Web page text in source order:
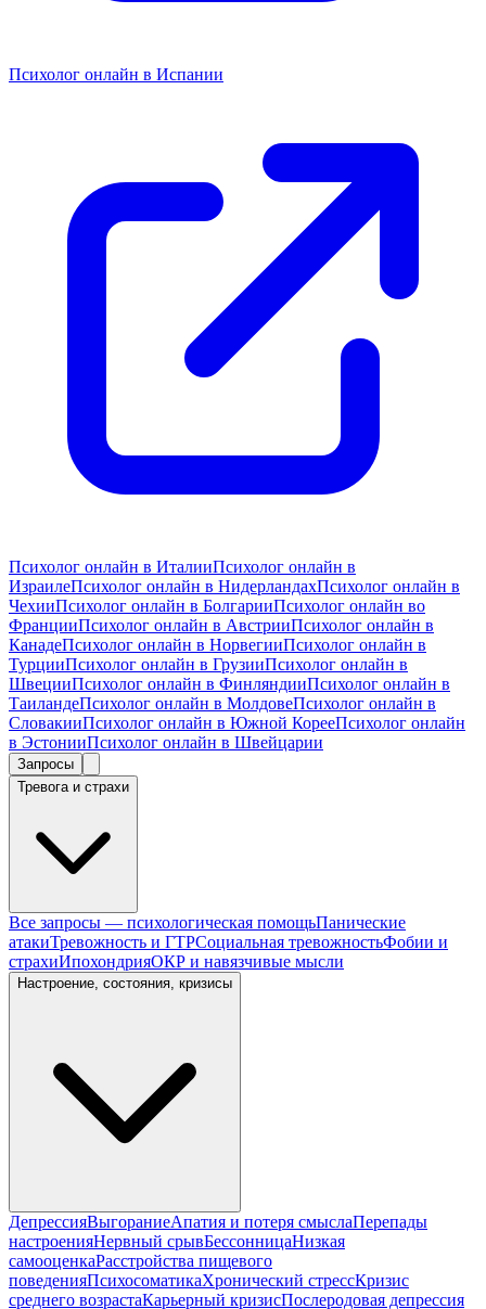
Психолог онлайн в Испании
Психолог онлайн в ИталииПсихолог онлайн в
ИзраилеПсихолог онлайн в НидерландахПсихолог онлайн в
ЧехииПсихолог онлайн в БолгарииПсихолог онлайн во
ФранцииПсихолог онлайн в АвстрииПсихолог онлайн в
КанадеПсихолог онлайн в НорвегииПсихолог онлайн в
ТурцииПсихолог онлайн в ГрузииПсихолог онлайн в
ШвецииПсихолог онлайн в ФинляндииПсихолог онлайн в
ТаиландеПсихолог онлайн в МолдовеПсихолог онлайн в
СловакииПсихолог онлайн в Южной КорееПсихолог онлайн
в ЭстонииПсихолог онлайн в Швейцарии
Запросы
Тревога и страхи
Все запросы — психологическая помощьПанические
атакиТревожность и ГТРСоциальная тревожностьФобии и
страхиИпохондрияОКР и навязчивые мысли
Настроение, состояния, кризисы
ДепрессияВыгораниеАпатия и потеря смыслаПерепады
настроенияНервный срывБессонницаНизкая
самооценкаРасстройства пищевого
поведенияПсихосоматикаХронический стрессКризис
среднего возрастаКарьерный кризисПослеродовая депрессия